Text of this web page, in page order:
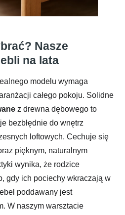
Nasze
na lata
modelu wymaga
całego pokoju. Solidne
z drewna dębowego to
bezbłędnie do wnętrz
loftowych. Cechuje się
pięknym, naturalnym
wynika, że rodzice
gdy ich pociechy wkraczają w
poddawany jest
W naszym warsztacie